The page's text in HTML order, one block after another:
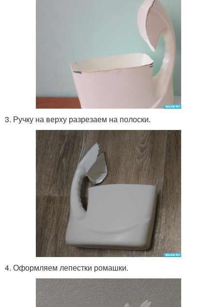
3. Ручку на верху разрезаем на полоски.
4. Оформляем лепестки ромашки.